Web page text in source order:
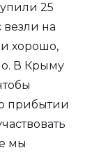
25
везли на
хорошо,
В Крыму
прибытии
мы